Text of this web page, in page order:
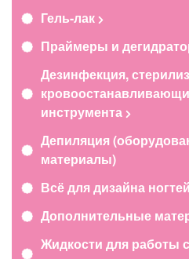
Гель-лак
Праймеры и
Дезинфекция,
инструмента
Депиляция
материалы)
Всё для дизайна ногтей
Дополнительные
Жидкости для работы